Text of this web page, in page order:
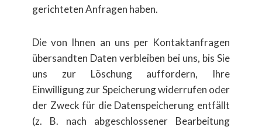
gerichteten Anfragen haben.
Die von Ihnen an uns per Kontaktanfragen
übersandten Daten verbleiben bei uns, bis Sie
uns zur Löschung auffordern, Ihre
Einwilligung zur Speicherung widerrufen oder
der Zweck für die Datenspeicherung entfällt
(z. B. nach abgeschlossener Bearbeitung